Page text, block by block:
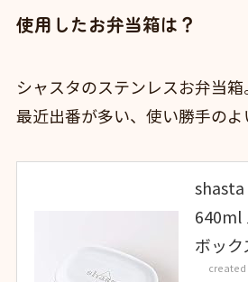
使用したお弁当箱は？
シャスタのステンレスお弁当箱
最近出番が多い、使い勝手のよ
shasta
640ml
ボック
created